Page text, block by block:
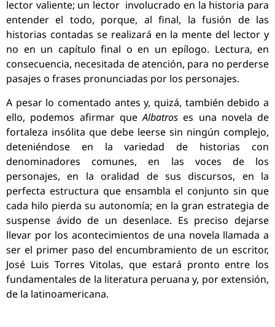
lector valiente; un lector involucrado en la historia para
entender el todo, porque, al final, la fusión de las
historias contadas se realizará en la mente del lector y
no en un capítulo final o en un epílogo. Lectura, en
consecuencia, necesitada de atención, para no perderse
pasajes o frases pronunciadas por los personajes.
A pesar lo comentado antes y, quizá, también debido a
ello, podemos afirmar queAlbatros es una novela de
fortaleza insólita que debe leerse sin ningún complejo,
deteniéndose en la variedad de historias con
denominadores comunes, en las voces de los
personajes, en la oralidad de sus discursos, en la
perfecta estructura que ensambla el conjunto sin que
cada hilo pierda su autonomía; en la gran estrategia de
suspense ávido de un desenlace. Es preciso dejarse
llevar por los acontecimientos de una novela llamada a
ser el primer paso del encumbramiento de un escritor,
José Luis Torres Vitolas, que estará pronto entre los
fundamentales de la literatura peruana y, por extensión,
de la latinoamericana.